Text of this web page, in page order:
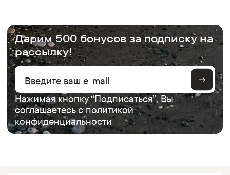
Дарим 500 бонусов за подписку на
рассылку!
Нажимая кнопку “Подписаться”, Вы
соглашаетесь сполитикой
конфиденциальности